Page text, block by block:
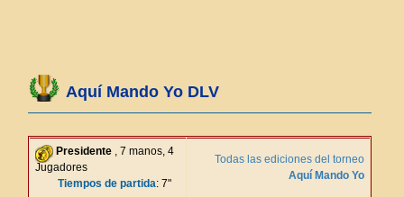
Aquí Mando Yo DLV
Presidente , 7 manos, 4
Jugadores
Tiempos de partida: 7"
Todas las ediciones del torneo
Aquí Mando Yo